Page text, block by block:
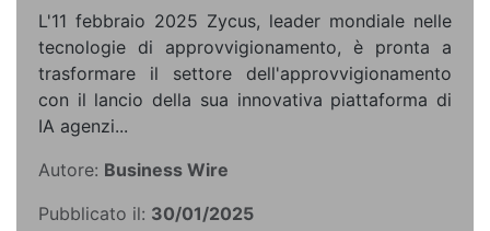
L'11 febbraio 2025 Zycus, leader mondiale nelle
tecnologie di approvvigionamento, è pronta a
trasformare il settore dell'approvvigionamento
con il lancio della sua innovativa piattaforma di
IA agenzi...
Autore: Business Wire
Pubblicato il: 30/01/2025